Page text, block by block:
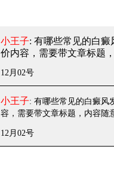
小王子: 有哪些常见的白癜
价内容，需要带文章标题
12月02号
小王子: 有哪些常见的白癜风
容，需要带文章标题，内容随
12月02号